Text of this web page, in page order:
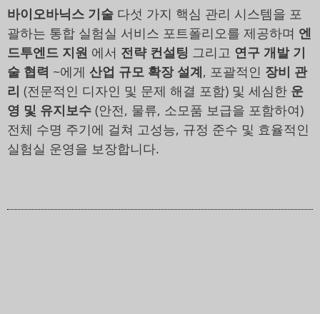
바이오바닉스 기술 다섯 가지 핵심 관리 시스템을 포
괄하는 통합 실험실 서비스 포트폴리오를 제공하며 엔
드투엔드 지원 에서 전략 컨설팅 그리고 연구 개발 기
술 협력 ~에게 산업 규모 확장 설계, 포괄적인 장비 관
리 (전문적인 디자인 및 문제 해결 포함) 및 세심한 운
영 및 유지보수 (안전, 물류, 소모품 보급을 포함하여)
전체 수명 주기에 걸쳐 고성능, 규정 준수 및 효율적인
실험실 운영을 보장합니다.